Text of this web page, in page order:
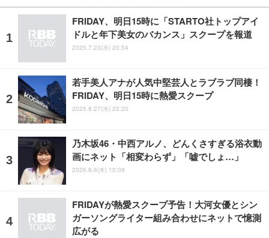
FRIDAY、明日15時に「STARTO社トップアイ
ドルと年下美女のバカンス」スクープを報道
2025.7.23(水) 20:54
若手美人アナが人気中堅芸人とラブラブ同棲！
FRIDAY、明日15時に熱愛スクープ
2025.8.27(水) 22:20
乃木坂46・中西アルノ、どんくさすぎる浴衣動
画にネット「相変わらず」「嘘でしょ…」
2026.8.6(木) 15:09
FRIDAYが熱愛スクープ予告！大河女優とシン
ガーソングライター組み合わせにネットで憶測
広がる